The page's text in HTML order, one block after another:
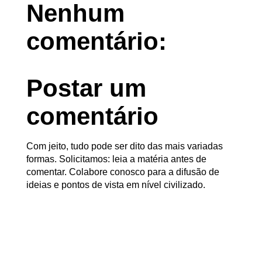
Nenhum
comentário:
Postar um
comentário
Com jeito, tudo pode ser dito das mais variadas
formas. Solicitamos: leia a matéria antes de
comentar. Colabore conosco para a difusão de
ideias e pontos de vista em nível civilizado.